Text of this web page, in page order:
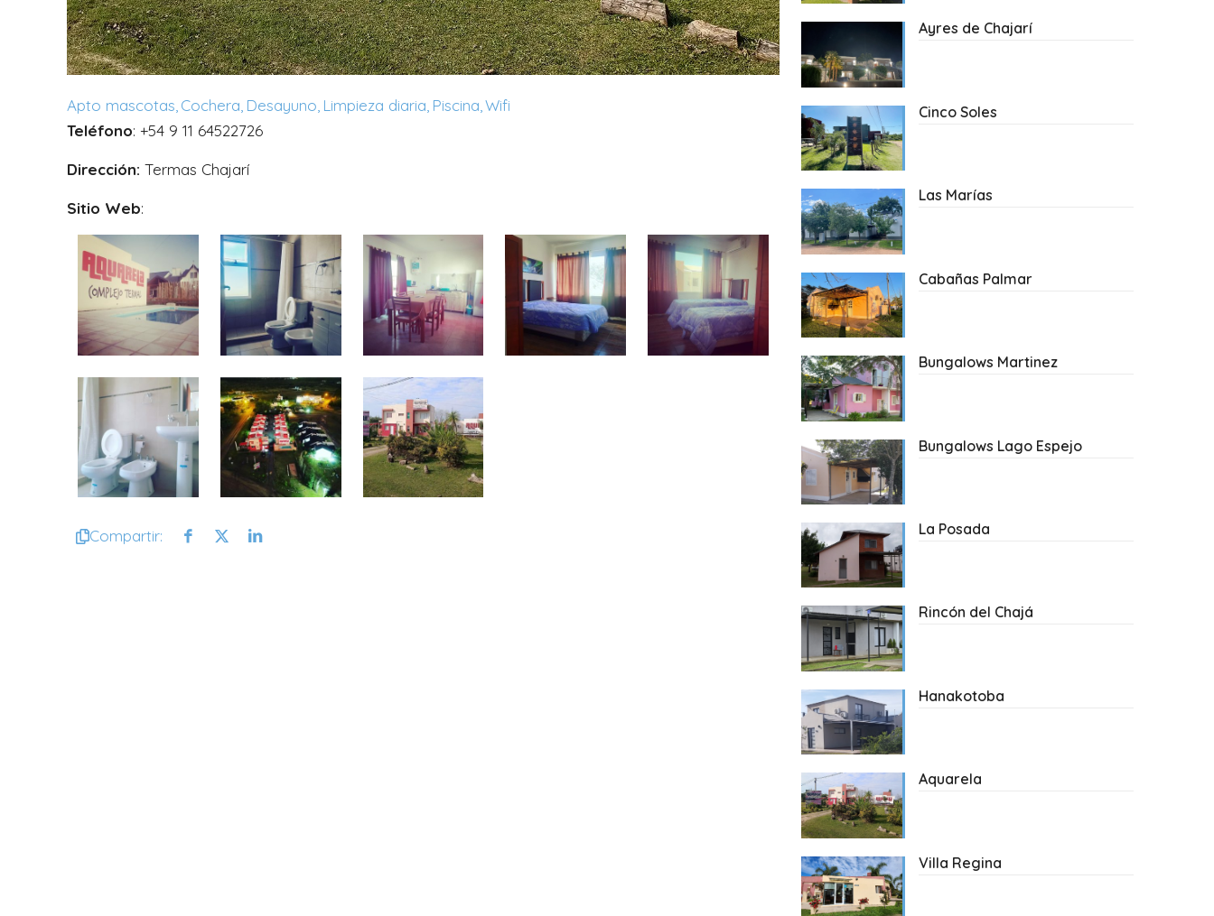
Apto mascotas Cochera Desayuno Limpieza diaria Piscina Wifi
Teléfono: +54 9 11 64522726
Dirección: Termas Chajarí
Sitio Web:
Compartir:
Ayres de Chajarí
Cinco Soles
Las Marías
Cabañas Palmar
Bungalows Martinez
Bungalows Lago Espejo
La Posada
Rincón del Chajá
Hanakotoba
Aquarela
Villa Regina